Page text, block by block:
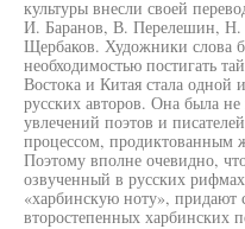
культуры внесли своей
И. Баранов, В. Перелешин,
Щербаков. Художники слова
необходимостью постигать
Востока и Китая стала одной
русских авторов. Она была
увлечений поэтов и
процессом, продиктованным
Поэтому вполне очевидно,
озвученный в русских
«харбинскую ноту», придают
второстепенных харбинских